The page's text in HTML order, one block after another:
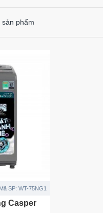
sản phẩm
Mã SP: WT-75NG1
Casper